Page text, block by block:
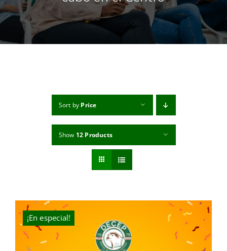
MI CUENTA
Sort by Price
Show 12 Products
¡En especial!